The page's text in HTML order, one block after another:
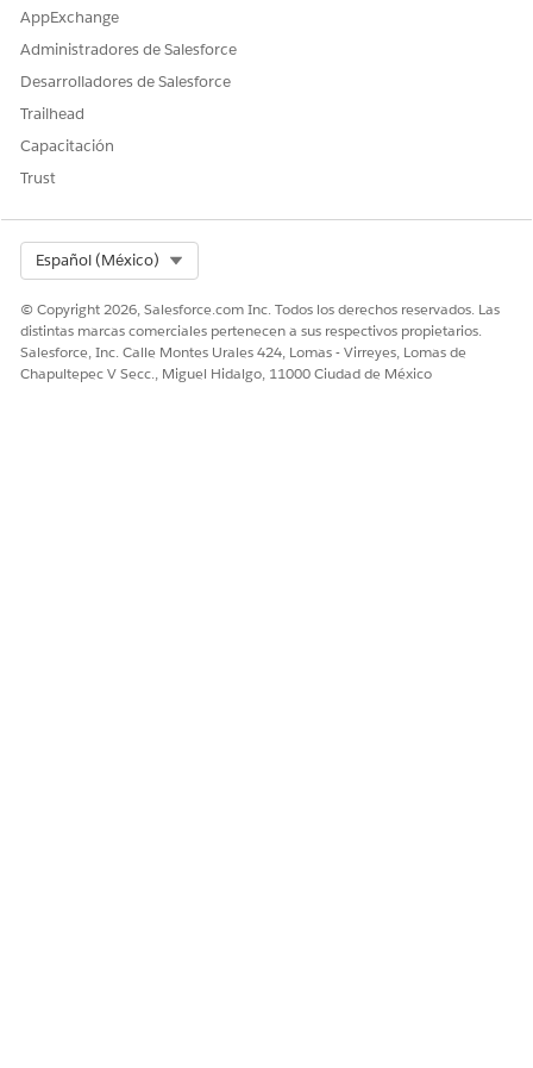
Example Formula:
CASE( CurrencyIsoCode, "EUR","€", "GBP","£", "$")
NOTE: This field only applies to currency fields with the SBQQ
field only applies to line items sections in the document and
does not apply to HTML content or merge fields.
Recursos adicionales
SEE ALSO
Salesforce CPQ Special Fields
AppExchange
Administradores de Salesforce
Desarrolladores de Salesforce
Trailhead
Capacitación
Trust
Español (México)
© Copyright 2026, Salesforce.com Inc. Todos los derechos reservados. Las
distintas marcas comerciales pertenecen a sus respectivos propietarios.
Salesforce, Inc. Calle Montes Urales 424, Lomas - Virreyes, Lomas de
Chapultepec V Secc., Miguel Hidalgo, 11000 Ciudad de México